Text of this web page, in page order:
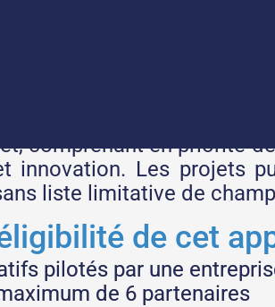
comprenant en priorité
innovation. Les projets
liste limitative de
de cet
pilotés par une
de 6 partenaires